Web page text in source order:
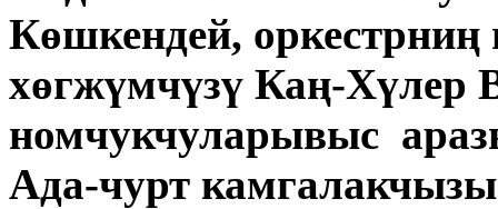
Көшкендей,
хөгжүмчүзү Каң-Хүлер
номчукчуларывыс
Ада-чурт